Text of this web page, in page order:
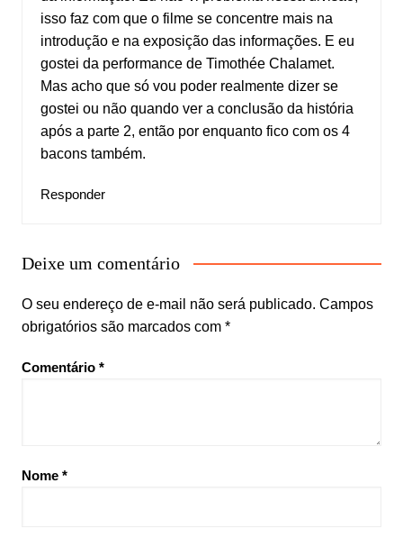
isso faz com que o filme se concentre mais na
introdução e na exposição das informações. E eu
gostei da performance de Timothée Chalamet.
Mas acho que só vou poder realmente dizer se
gostei ou não quando ver a conclusão da história
após a parte 2, então por enquanto fico com os 4
bacons também.
Responder
Deixe um comentário
O seu endereço de e-mail não será publicado. Campos
obrigatórios são marcados com *
Comentário *
Nome *